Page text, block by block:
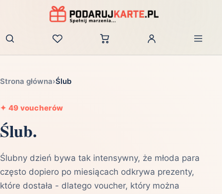
Zaloguj
Strona główna›Ślub
✦ 49 voucherów
Ślub.
Ślubny dzień bywa tak intensywny, że młoda para
często dopiero po miesiącach odkrywa prezenty,
które dostała - dlatego voucher, który można